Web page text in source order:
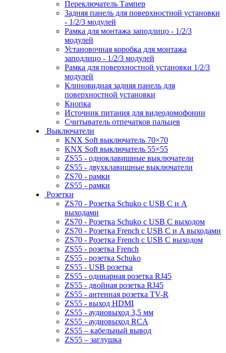
Переключатель Тампер
Задняя панель для поверхностной установки
- 1/2/3 модулей
Рамка для монтажа заподлицо - 1/2/3
модулей
Установочная коробка для монтажа
заподлицо - 1/2/3 модулей
Рамка для поверхностной установки 1/2/3
модулей
Клиновидная задняя панель для
поверхностной установки
Кнопка
Источник питания для видеодомофонии
Считыватель отпечатков пальцев
Выключатели
KNX Soft выключатель 70×70
KNX Soft выключатель 55×55
ZS55 - одноклавишные выключатели
ZS55 - двухклавишные выключатели
ZS70 - рамки
ZS55 - рамки
Розетки
ZS70 - Розетка Schuko с USB C и A
выходами
ZS70 - Розетка Schuko с USB C выходом
ZS70 - Розетка French с USB C и A выходами
ZS70 - Розетка French с USB C выходом
ZS55 - розетка French
ZS55 - розетка Schuko
ZS55 - USB розетка
ZS55 - одинарная розетка RJ45
ZS55 - двойная розетка RJ45
ZS55 - антенная розетка TV-R
ZS55 - выход HDMI
ZS55 - аудиовыход 3,5 мм
ZS55 - аудиовыход RCA
ZS55 – кабельный вывод
ZS55 – заглушка